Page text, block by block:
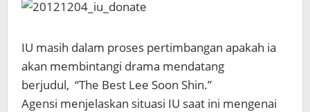
IU masih dalam proses pertimbangan apakah ia
akan membintangi drama mendatang
berjudul, “The Best Lee Soon Shin.”
Agensi menjelaskan situasi IU saat ini mengenai